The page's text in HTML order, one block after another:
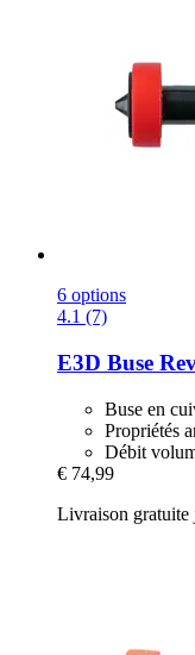
6 options
4.1 (7)
E3D Buse
Buse en
Propriétés
Débit
€ 74,99
Livraison gratuite